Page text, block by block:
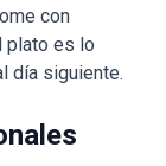
con
plato es lo
día siguiente.